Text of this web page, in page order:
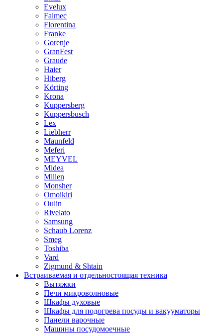
Evelux
Falmec
Florentina
Franke
Gorenje
GranFest
Graude
Haier
Hiberg
Körting
Krona
Kuppersberg
Kuppersbusch
Lex
Liebherr
Maunfeld
Meferi
MEYVEL
Midea
Millen
Monsher
Omoikiri
Oulin
Rivelato
Samsung
Schaub Lorenz
Smeg
Toshiba
Vard
Zigmund & Shtain
Встраиваемая и отдельностоящая техника
Вытяжки
Печи микроволновые
Шкафы духовые
Шкафы для подогрева посуды и вакууматоры
Панели варочные
Машины посудомоечные